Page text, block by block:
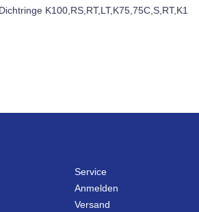
K100,RS,RT,LT,K75,75C,S,RT,K1
Service
Anmelden
Versand